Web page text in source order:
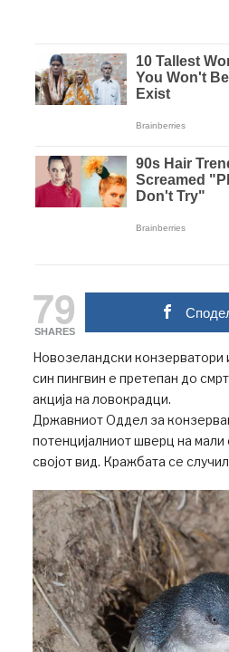
79
SHARES
Новозеландски конзерватори
син пингвин е претепан до
акција на ловокрадци.
Државниот Оддел за
потенцијалниот шверц на мали
својот вид. Кражбата се